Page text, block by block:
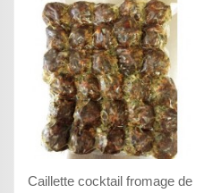
Caillette cocktail fromage de